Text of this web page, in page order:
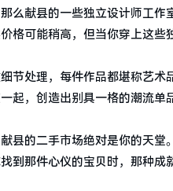
么献县的一些独立设计师工
格可能稍高，但当你穿上这些
节处理，每件作品都堪称艺术
起，创造出别具一格的潮流单
县的二手市场绝对是你的天
到那件心仪的宝贝时，那种成